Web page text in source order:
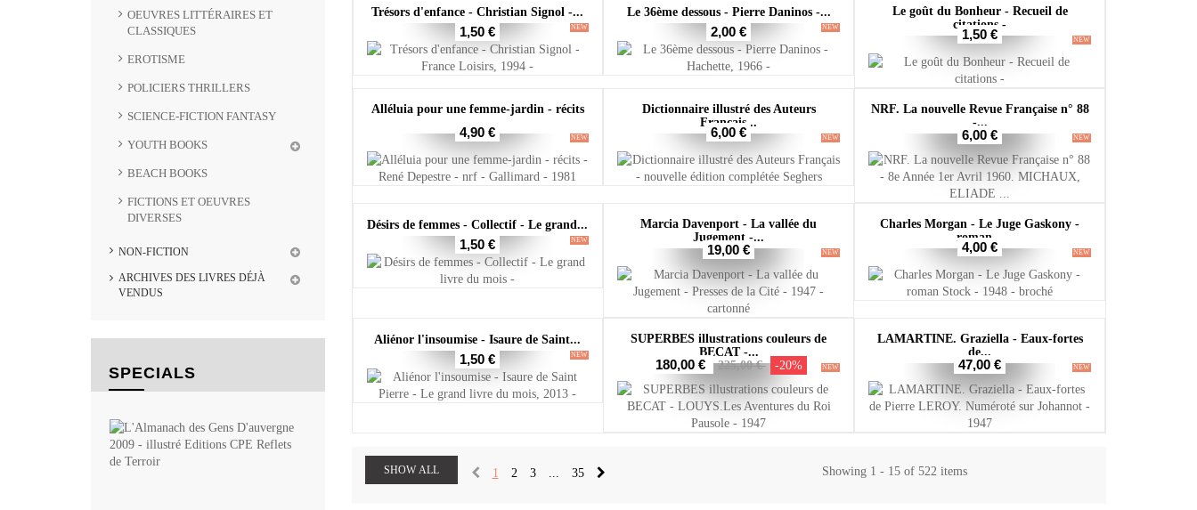
OEUVRES LITTÉRAIRES ET
CLASSIQUES
EROTISME
POLICIERS THRILLERS
SCIENCE-FICTION FANTASY
YOUTH BOOKS
BEACH BOOKS
FICTIONS ET OEUVRES
DIVERSES
NON-FICTION
ARCHIVES DES LIVRES DÉJÀ
VENDUS
SPECIALS
Trésors d'enfance - Christian Signol -...
NEW
1,50 €
Le 36ème dessous - Pierre Daninos -...
NEW
2,00 €
Le goût du Bonheur - Recueil de
citations -
NEW
1,50 €
Alléluia pour une femme-jardin - récits
NEW
4,90 €
Dictionnaire illustré des Auteurs
Français...
NEW
6,00 €
NRF. La nouvelle Revue Française n° 88
-...
NEW
6,00 €
Désirs de femmes - Collectif - Le grand...
NEW
1,50 €
Marcia Davenport - La vallée du
Jugement -...
NEW
19,00 €
Charles Morgan - Le Juge Gaskony -
roman...
NEW
4,00 €
Aliénor l'insoumise - Isaure de Saint...
NEW
1,50 €
SUPERBES illustrations couleurs de
BECAT -...
NEW
180,00 € 225,00 € -20%
LAMARTINE. Graziella - Eaux-fortes
de...
NEW
47,00 €
SHOW ALL 1 2 3 ... 35 Showing 1 - 15 of 522 items